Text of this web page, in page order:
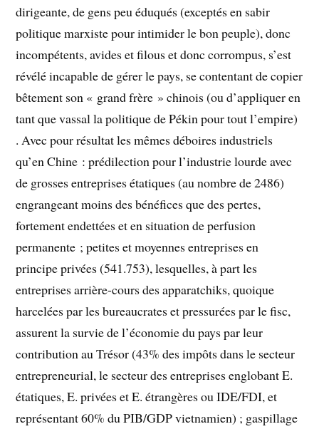
dirigeante, de gens peu éduqués (exceptés en sabir
politique marxiste pour intimider le bon peuple), donc
incompétents, avides et filous et donc corrompus, s’est
révélé incapable de gérer le pays, se contentant de copier
bêtement son « grand frère » chinois (ou d’appliquer en
tant que vassal la politique de Pékin pour tout l’empire)
. Avec pour résultat les mêmes déboires industriels
qu’en Chine : prédilection pour l’industrie lourde avec
de grosses entreprises étatiques (au nombre de 2486)
engrangeant moins des bénéfices que des pertes,
fortement endettées et en situation de perfusion
permanente ; petites et moyennes entreprises en
principe privées (541.753), lesquelles, à part les
entreprises arrière-cours des apparatchiks, quoique
harcelées par les bureaucrates et pressurées par le fisc,
assurent la survie de l’économie du pays par leur
contribution au Trésor (43% des impôts dans le secteur
entrepreneurial, le secteur des entreprises englobant E.
étatiques, E. privées et E. étrangères ou IDE/FDI, et
représentant 60% du PIB/GDP vietnamien) ; gaspillage